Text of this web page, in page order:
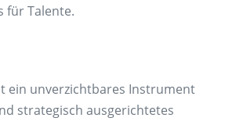
für Talente.
ein unverzichtbares Instrument
strategisch ausgerichtetes